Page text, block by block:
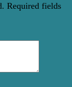
Required fields